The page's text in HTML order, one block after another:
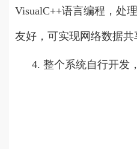
VisualC++语言编程，处
友好，可实现网络数据共
4. 整个系统自行开发